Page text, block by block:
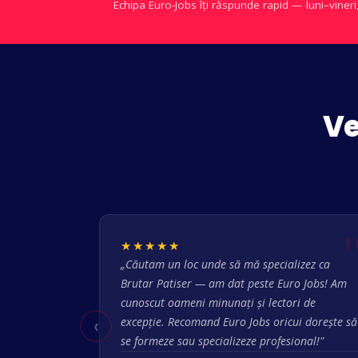
Echipa Euro-Jobs îți răspunde rapid —
‹
★★★★★
„Căutam un loc unde să mă specializez ca
Brutar Patiser — am dat peste Euro Jobs! Am
cunoscut oameni minunați și lectori de
excepție. Recomand Euro Jobs oricui dorește să
se formeze sau specializeze profesional!"